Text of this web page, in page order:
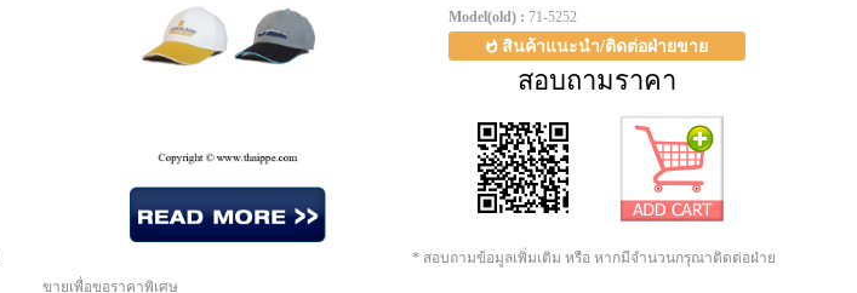
Model(old) : 71-5252
สินค้าแนะนำ/ติดต่อฝ่ายขาย
สอบถามราคา
* สอบถามข้อมูลเพิ่มเติม หรือ หากมีจำนวนกรุณาติดต่อฝ่าย
ขายเพื่อขอราคาพิเศษ